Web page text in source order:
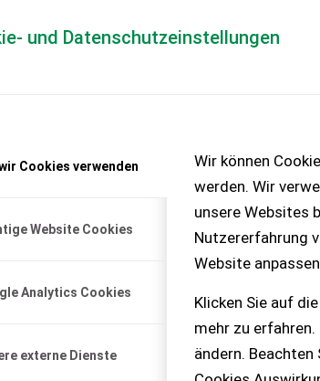
und Datenschutzeinstellungen
Cookies verwenden
Website Cookies
Analytics Cookies
externe Dienste
Wir können
werden. Wir
unsere Websites
Nutzererfahrung
Website
Klicken Sie auf
mehr zu erfahren.
ändern. Beachten
Baumaschinen – KEINE